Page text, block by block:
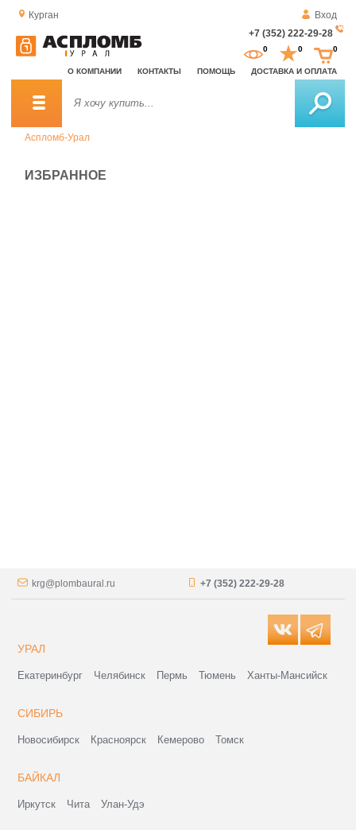
Курган
Вход
+7 (352) 222-29-28
О КОМПАНИИ КОНТАКТЫ ПОМОЩЬ ДОСТАВКА И ОПЛАТА
0 0 0
Аспломб-Урал
ИЗБРАННОЕ
krg@plombaural.ru +7 (352) 222-29-28
УРАЛ
Екатеринбург Челябинск Пермь Тюмень Ханты-Мансийск
СИБИРЬ
Новосибирск Красноярск Кемерово Томск
БАЙКАЛ
Иркутск Чита Улан-Удэ